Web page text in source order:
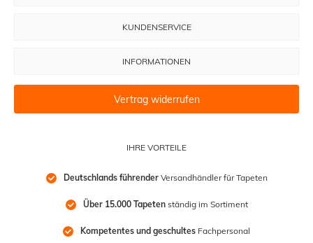
IHRE VORTEILE
Deutschlands führender Versandhändler für Tapeten
Über 15.000 Tapeten ständig im Sortiment
Kompetentes und geschultes Fachpersonal
KUNDENSERVICE
INFORMATIONEN
Vertrag widerrufen